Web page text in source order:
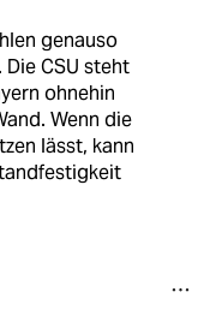
genauso
CSU steht
ohnehin
Wenn die
lässt, kann